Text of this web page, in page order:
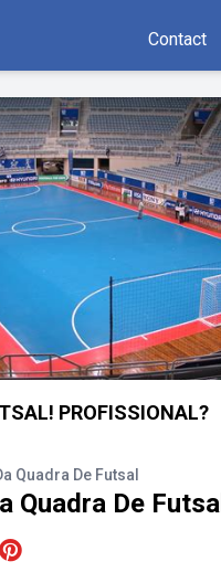
Contact
PROFISSIONAL?
Quadra De Futsal
Quadra De Futsal